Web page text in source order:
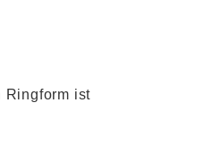
Ringform ist